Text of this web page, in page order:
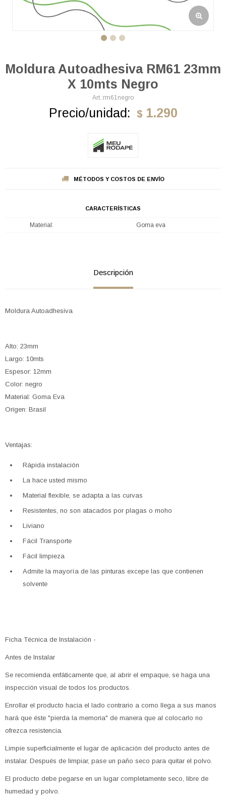
Moldura Autoadhesiva RM61 23mm
X 10mts Negro
rm61negro
Precio/unidad: $ 1.290
MÉTODOS Y COSTOS DE ENVÍO
CARACTERÍSTICAS
Material Goma eva
Descripción
Moldura Autoadhesiva
Alto: 23mm
Largo: 10mts
Espesor: 12mm
Color: negro
Material: Goma Eva
Origen: Brasil
Ventajas:
Rápida instalación
La hace usted mismo
Material flexible, se adapta a las curvas
Resistentes, no son atacados por plagas o moho
Liviano
Fácil Transporte
Fácil limpieza
Admite la mayoría de las pinturas excepe las que contienen
solvente
Ficha Técnica de Instalación -
Antes de Instalar
Se recomienda enfáticamente que, al abrir el empaque, se haga una
inspección visual de todos los productos.
Enrollar el producto hacia el lado contrario a como llega a sus manos
hará que éste "pierda la memoria" de manera que al colocarlo no
ofrezca resistencia.
Limpie superficialmente el lugar de aplicación del producto antes de
instalar. Después de limpiar, pase un paño seco para quitar el polvo.
El producto debe pegarse en un lugar completamente seco, libre de
humedad y polvo.